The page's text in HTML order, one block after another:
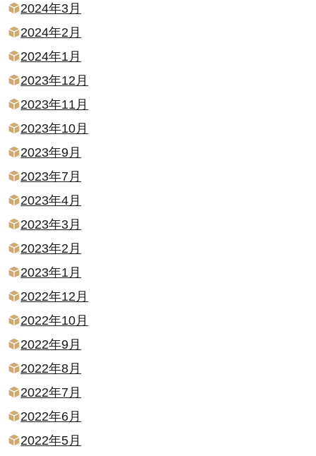
2024年3月
2024年2月
2024年1月
2023年12月
2023年11月
2023年10月
2023年9月
2023年7月
2023年4月
2023年3月
2023年2月
2023年1月
2022年12月
2022年10月
2022年9月
2022年8月
2022年7月
2022年6月
2022年5月